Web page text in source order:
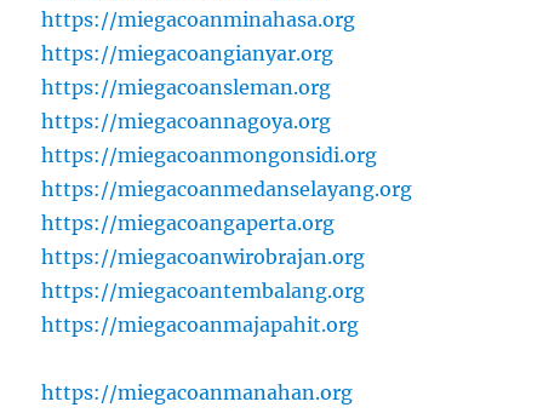
https://miegacoanminahasa.org
https://miegacoangianyar.org
https://miegacoansleman.org
https://miegacoannagoya.org
https://miegacoanmongonsidi.org
https://miegacoanmedanselayang.org
https://miegacoangaperta.org
https://miegacoanwirobrajan.org
https://miegacoantembalang.org
https://miegacoanmajapahit.org
https://miegacoanmanahan.org